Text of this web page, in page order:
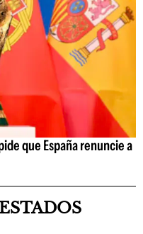
que España renuncie a